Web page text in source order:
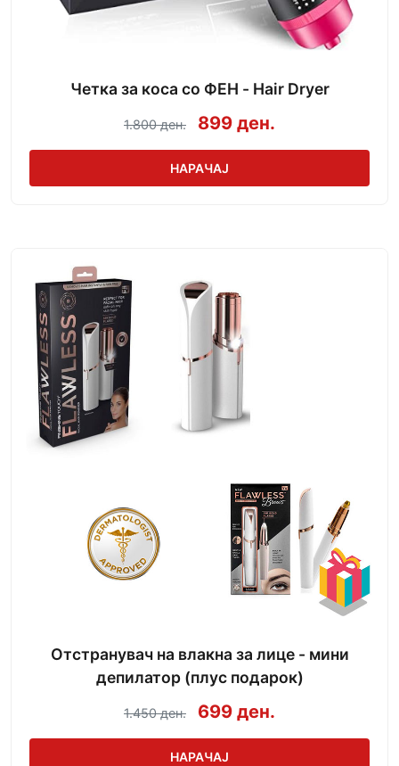
Четка за коса со ФЕН - Hair Dryer
1.800 ден. 899 ден.
НАРАЧАЈ
Отстранувач на влакна за лице - мини
депилатор (плус подарок)
1.450 ден. 699 ден.
НАРАЧАЈ